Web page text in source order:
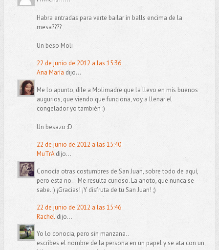
Habra entradas para verte bailar in balls encima de la
mesa????
Un beso Moli
22 de junio de 2012 a las 15:36
Ana María dijo...
Me lo apunto, dile a Molimadre que la llevo en mis buenos
augurios, que viendo que funciona, voy a llenar el
congelador yo también :)
Un besazo :D
22 de junio de 2012 a las 15:40
MuTrAdijo...
Conocía otras costumbres de San Juan, sobre todo de aquí,
pero esta no... Me resulta curioso. La anoto, que nunca se
sabe. :) ¡Gracias! ¡Y disfruta de tu San Juan! ;)
22 de junio de 2012 a las 15:46
Racheldijo...
Yo lo conocia, pero sin manzana..
escribes el nombre de la persona en un papel y se ata con un